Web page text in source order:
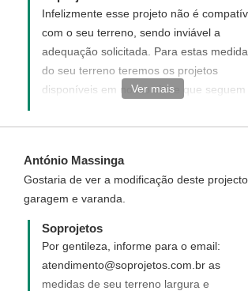
Infelizmente esse projeto não é
com o seu terreno, sendo inviável a
adequação solicitada. Para estas
do seu terreno teremos os projetos
disponíveis em nosso site e que seguem
http://www.soprojetos.com.br/ver-
não atenda as suas necessidades
sugerimos que solicite um projeto
Personalizado. O mesmo será elaborado
seu jeito ao seu gosto e de acordo com
suas necessidades. Você pode solicitar
projeto novo, personalizado para você.
Para solicitar e entender como funciona,
Ver mais
António Massinga
Gostaria de ver a modificação deste
garagem e varanda.
Soprojetos
Por gentileza, informe para o email:
atendimento@soprojetos.com.br as
medidas de seu terreno largura e